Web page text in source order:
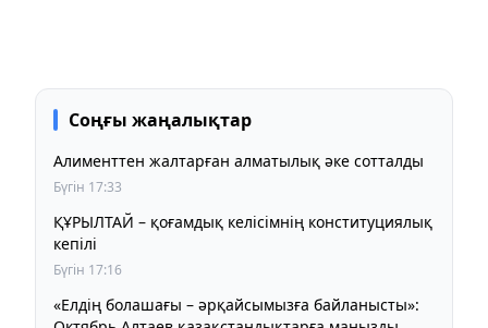
Соңғы жаңалықтар
Алименттен жалтарған алматылық әке сотталды
Бүгін 17:33
ҚҰРЫЛТАЙ – қоғамдық келісімнің конституциялық
кепілі
Бүгін 17:16
«Елдің болашағы – әрқайсымызға байланысты»: